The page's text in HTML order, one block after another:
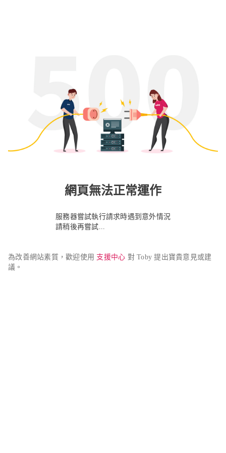
網頁無法正常運作
服務器嘗試執行請求時遇到意外情況
請稍後再嘗試...
為改善網站素質，歡迎使用 支援中心 對 Toby 提出寶貴意見或建
議。